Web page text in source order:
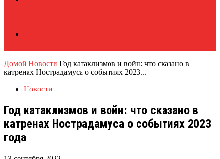
Домой Новости Год катаклизмов и войн: что сказано в
катренах Нострадамуса о событиях 2023...
Новости
Год катаклизмов и войн: что сказано в
катренах Нострадамуса о событиях 2023
года